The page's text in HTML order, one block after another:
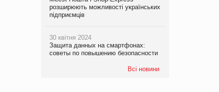
розширюють можливості українських
підприємців
30 квітня 2024
Защита данных на смартфонах:
советы по повышению безопасности
Всі новини